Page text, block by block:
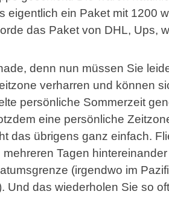
eigentlich ein Paket mit 1200
das Paket von DHL, Ups,
denn nun müssen Sie
verharren und können
persönliche Sommerzeit
eine persönliche
das übrigens ganz einfach.
Tagen
(irgendwo im
Und das wiederholen Sie so